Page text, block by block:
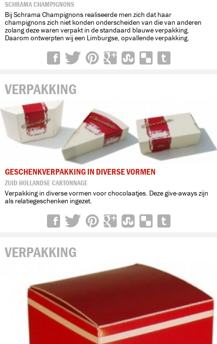
SCHRAMA CHAMPIGNONS
Bij Schrama Champignons realiseerde men zich dat haar
champignons zich niet konden onderscheiden van die van anderen
zolang deze waren verpakt in de standaard blauwe verpakking.
Daarom ontwerpten wij een Limburgse, opvallende verpakking.
VERPAKKING
GESCHENKVERPAKKING IN DIVERSE VORMEN
ZUID HOLLANDSE CARTONNAGE
Verpakking in diverse vormen voor chocolaatjes. Deze give-aways zijn
als relatiegeschenken ingezet.
VERPAKKING